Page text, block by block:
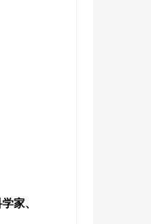
家、